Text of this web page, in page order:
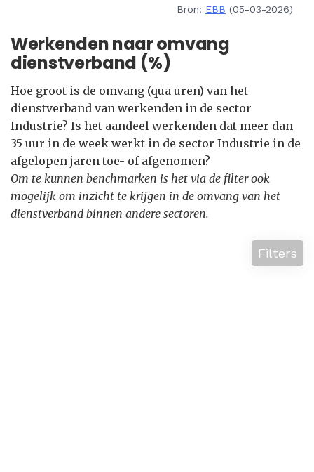
Bron: EBB (05-03-2026)
Werkenden naar omvang
dienstverband (%)
Hoe groot is de omvang (qua uren) van het
dienstverband van werkenden in de sector
Industrie? Is het aandeel werkenden dat meer dan
35 uur in de week werkt in de sector Industrie in de
afgelopen jaren toe- of afgenomen?
Om te kunnen benchmarken is het via de filter ook
mogelijk om inzicht te krijgen in de omvang van het
dienstverband binnen andere sectoren.
Filters